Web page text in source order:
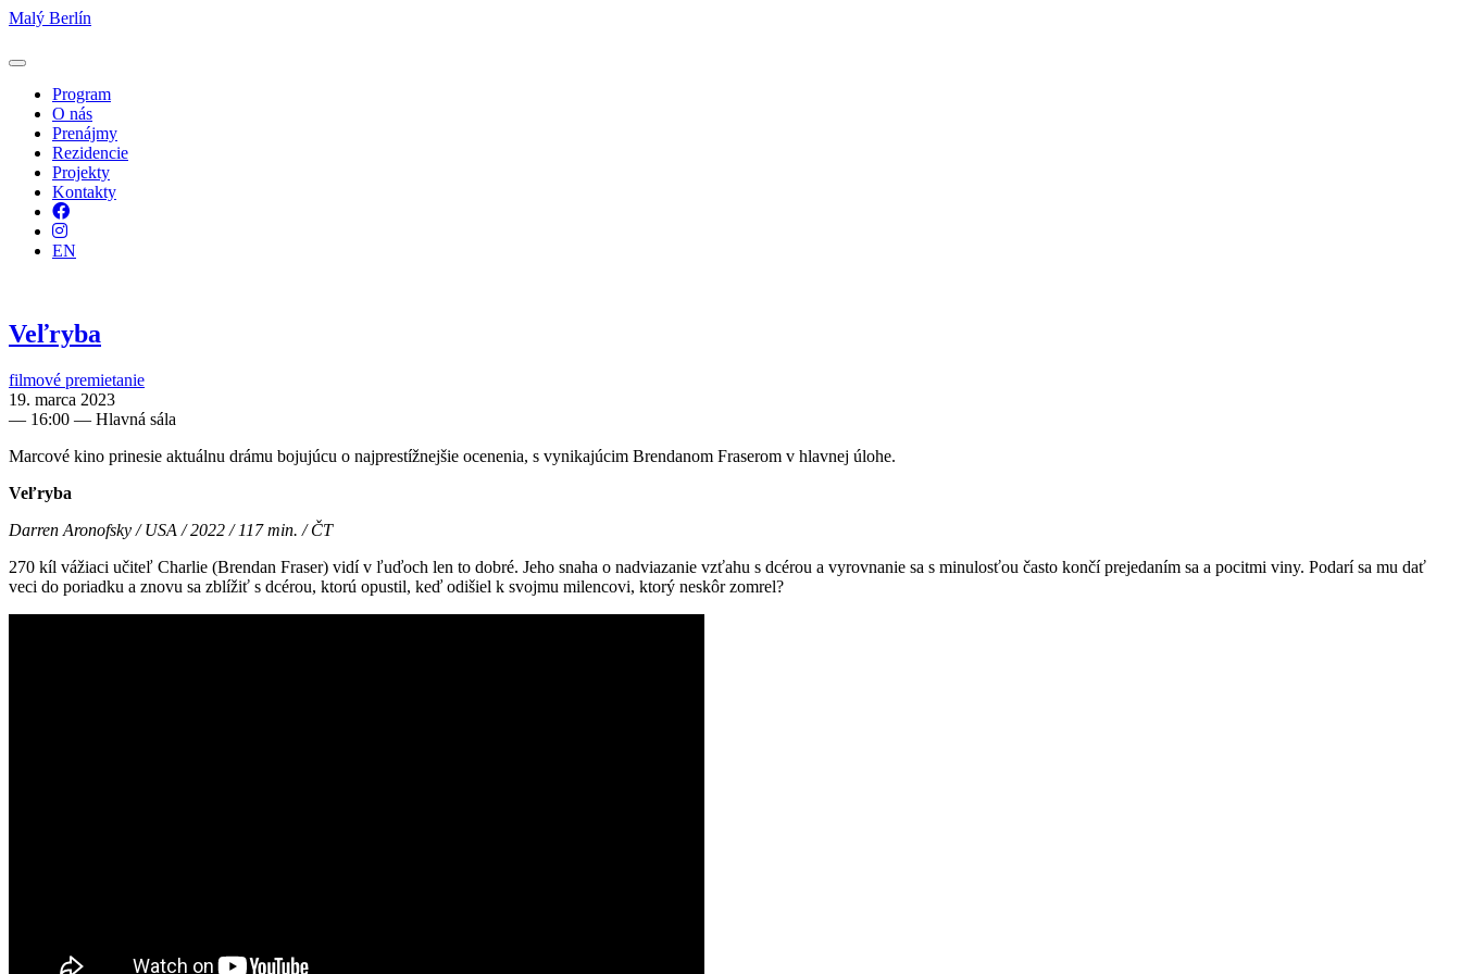
Malý Berlín
Program
O nás
Prenájmy
Rezidencie
Projekty
Kontakty
Facebook
Instagram
EN
Veľryba
filmové premietanie
19. marca 2023
— 16:00 — Hlavná sála
Marcové kino prinesie aktuálnu drámu bojujúcu o najprestížnejšie ocenenia, s vynikajúcim Brendanom Fraserom v hlavnej úlohe.
Veľryba
Darren Aronofsky / USA / 2022 / 117 min. / ČT
270 kíl vážiaci učiteľ Charlie (Brendan Fraser) vidí v ľuďoch len to dobré. Jeho snaha o nadviazanie vzťahu s dcérou a vyrovnanie sa s minulosťou často končí prejedaním sa a pocitmi viny. Podarí sa mu dať
veci do poriadku a znovu sa zblížiť s dcérou, ktorú opustil, keď odišiel k svojmu milencovi, ktorý neskôr zomrel?